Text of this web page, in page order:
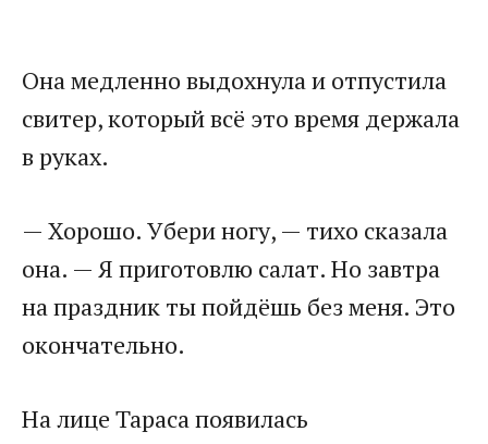
Она медленно выдохнула и отпустила
свитер, который всё это время держала
в руках.
— Хорошо. Убери ногу, — тихо сказала
она. — Я приготовлю салат. Но завтра
на праздник ты пойдёшь без меня. Это
окончательно.
На лице Тараса появилась